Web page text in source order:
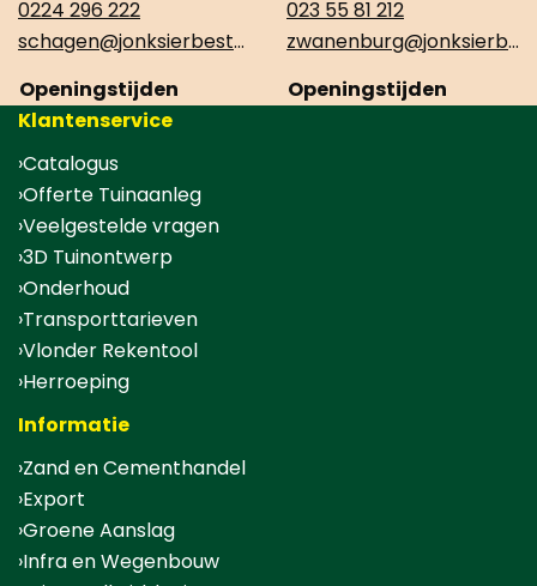
0224 296 222
schagen@jonksierbestrating.nl
Openingstijden
023 55 81 212
zwanenburg@jonksierbestrating.nl
Openingstijden
Klantenservice
Catalogus
Offerte Tuinaanleg
Veelgestelde vragen
3D Tuinontwerp
Onderhoud
Transporttarieven
Vlonder Rekentool
Herroeping
Informatie
Zand en Cementhandel
Export
Groene Aanslag
Infra en Wegenbouw